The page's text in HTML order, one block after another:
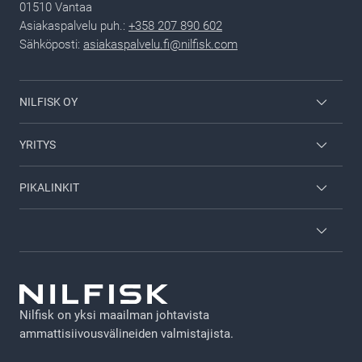
01510 Vantaa
Asiakaspalvelu puh.: +358 207 890 602
Sähköposti: asiakaspalvelu.fi@nilfisk.com
NILFISK OY
Ura Nilfiskillä
Viper
YRITYS
Tietoa Nilfisk Groupista
PIKALINKIT
Sisäänkirjautuminen
Teknisen Kaupan yleiset ehdot
Ammattituotteiden takuun pidennys
GDPR
Vastuuvapausilmoitus
Nilfisk on yksi maailman johtavista
ammattisiivousvälineiden valmistajista.